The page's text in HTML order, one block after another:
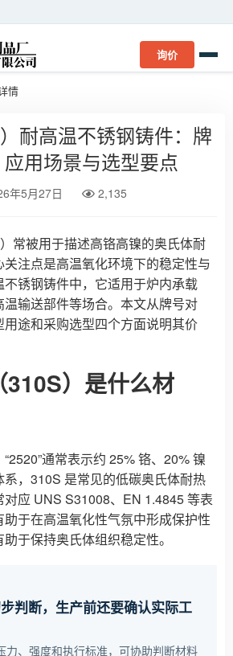
询价
情
耐高温不锈钢铸件：牌
用场景与选型要点
年5月27日 2,135
常被用于描述高铬高镍的奥氏体耐
注点是高温氧化环境下的稳定性与
锈钢铸件中，它适用于炉内承载
输送部件等场合。本文从牌号对
用途和采购选型四个方面说明其价
）是什么材
通常表示约 25% 铬、20% 镍
，310S 是常见的低碳奥氏体耐热
应 UNS S31008、EN 1.4845 等表
于在高温氧化性气氛中形成保护性
于保持奥氏体组织稳定性。
判断，生产前还要确认实际工
力、强度和执行标准，可协助判断材料